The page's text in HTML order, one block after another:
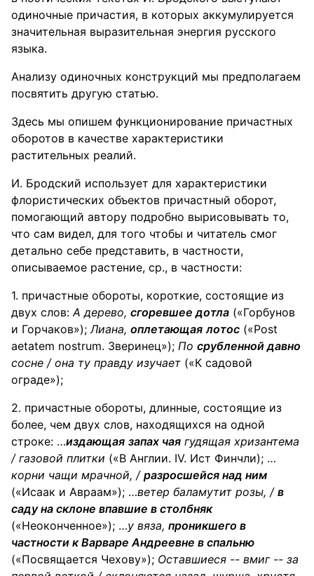
одиночные причастия, в которых аккумулируется
значительная выразительная энергия русского
языка.
Анализу одиночных конструкций мы предполагаем
посвятить другую статью.
Здесь мы опишем функционирование причастных
оборотов в качестве характеристики
растительных реалий.
И. Бродский использует для характеристики
флористических объектов причастный оборот,
помогающий автору подробно вырисовывать то,
что сам видел, для того чтобы и читатель смог
детально себе представить, в частности,
описываемое растение, ср., в частности:
1. причастные обороты, короткие, состоящие из
двух слов:Адерево, сгоревшее дотла («Горбунов
и Горчаков»);Лиана, оплетающая лотос («Post
aetatem nostrum. Зверинец»); По срубленной давно
сосне / она ту правду изучает («К садовой
ограде»);
2. причастные обороты, длинные, состоящие из
более, чем двух слов, находящихся на одной
строке: …издающая запах чая гудящая хризантема
/ газовой плитки («В Англии. IV. Ист Финчли); …
корни чащи мрачной, / разросшейся над ним
(«Исаак и Авраам»); …ветер баламутит розы, / в
саду на склоне впавшие в столбняк
(«Неоконченное»); …у вяза, проникшего в
частности к Варваре Андреевне в спальню
(«Посвящается Чехову»); Оставшиеся -- вмиг -- за